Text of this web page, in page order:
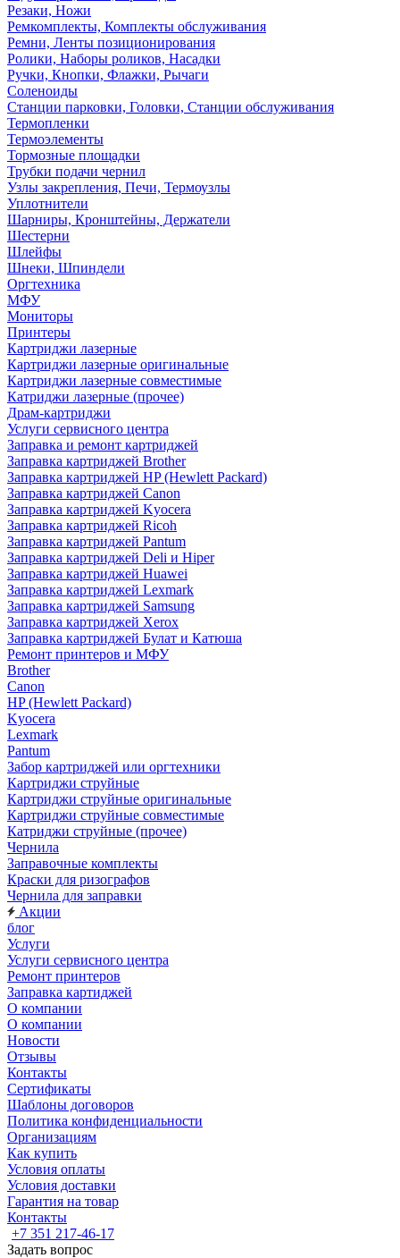
Резаки, Ножи
Ремкомплекты, Комплекты обслуживания
Ремни, Ленты позиционирования
Ролики, Наборы роликов, Насадки
Ручки, Кнопки, Флажки, Рычаги
Соленоиды
Станции парковки, Головки, Станции обслуживания
Термопленки
Термоэлементы
Тормозные площадки
Трубки подачи чернил
Узлы закрепления, Печи, Термоузлы
Уплотнители
Шарниры, Кронштейны, Держатели
Шестерни
Шлейфы
Шнеки, Шпиндели
Оргтехника
МФУ
Мониторы
Принтеры
Картриджи лазерные
Картриджи лазерные оригинальные
Картриджи лазерные совместимые
Катриджи лазерные (прочее)
Драм-картриджи
Услуги сервисного центра
Заправка и ремонт картриджей
Заправка картриджей Brother
Заправка картриджей HP (Hewlett Packard)
Заправка картриджей Canon
Заправка картриджей Kyocera
Заправка картриджей Ricoh
Заправка картриджей Pantum
Заправка картриджей Deli и Hiper
Заправка картриджей Huawei
Заправка картриджей Lexmark
Заправка картриджей Samsung
Заправка картриджей Xerox
Заправка картриджей Булат и Катюша
Ремонт принтеров и МФУ
Brother
Canon
HP (Hewlett Packard)
Kyocera
Lexmark
Pantum
Забор картриджей или оргтехники
Картриджи струйные
Картриджи струйные оригинальные
Картриджи струйные совместимые
Катриджи струйные (прочее)
Чернила
Заправочные комплекты
Краски для ризографов
Чернила для заправки
Акции
блог
Услуги
Услуги сервисного центра
Ремонт принтеров
Заправка картиджей
О компании
О компании
Новости
Отзывы
Контакты
Сертификаты
Шаблоны договоров
Политика конфиденциальности
Организациям
Как купить
Условия оплаты
Условия доставки
Гарантия на товар
Контакты
+7 351 217-46-17
Задать вопрос